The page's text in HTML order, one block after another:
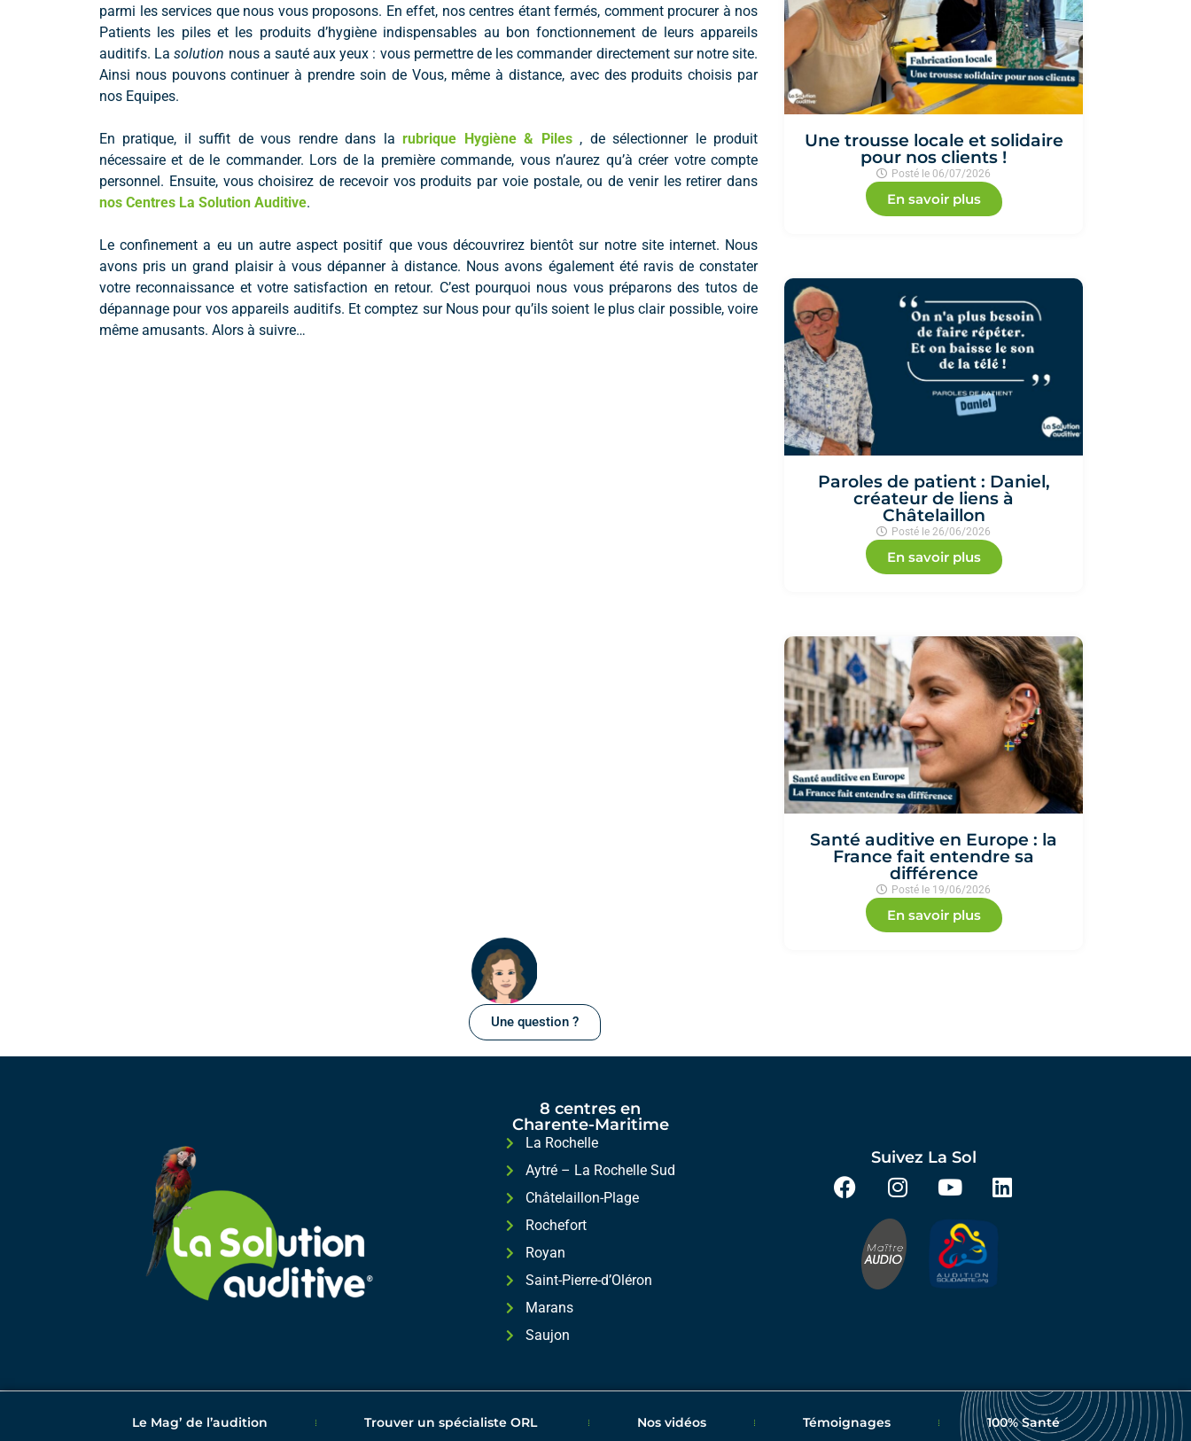
parmi les services que nous vous proposons. En effet, nos centres étant fermés, comment procurer à nos
Patients les piles et les produits d’hygiène indispensables au bon fonctionnement de leurs appareils
auditifs. Lasolution nous a sauté aux yeux : vous permettre de les commander directement sur notre site.
Ainsi nous pouvons continuer à prendre soin de Vous, même à distance, avec des produits choisis par
nos Equipes.
En pratique, il suffit de vous rendre dans larubrique Hygiène & Piles , de sélectionner le produit
nécessaire et de le commander. Lors de la première commande, vous n’aurez qu’à créer votre compte
personnel. Ensuite, vous choisirez de recevoir vos produits par voie postale, ou de venir les retirer dans
nos Centres La Solution Auditive.
Le confinement a eu un autre aspect positif que vous découvrirez bientôt sur notre site internet. Nous
avons pris un grand plaisir à vous dépanner à distance. Nous avons également été ravis de constater
votre reconnaissance et votre satisfaction en retour. C’est pourquoi nous vous préparons des tutos de
dépannage pour vos appareils auditifs. Et comptez sur Nous pour qu’ils soient le plus clair possible, voire
même amusants. Alors à suivre…
Une trousse locale et solidaire
pour nos clients !
Posté le06/07/2026
En savoir plus
Paroles de patient : Daniel,
créateur de liens à
Châtelaillon
Posté le26/06/2026
En savoir plus
Santé auditive en Europe : la
France fait entendre sa
différence
Posté le 19/06/2026
En savoir plus
Une question ?
8 centres en
Charente-Maritime
La Rochelle
Aytré – La Rochelle Sud
Châtelaillon-Plage
Rochefort
Royan
Saint-Pierre-d’Oléron
Marans
Saujon
Suivez La Sol
Le Magʼ de l’audition Trouver un spécialiste ORL Nos vidéos Témoignages 100% Santé